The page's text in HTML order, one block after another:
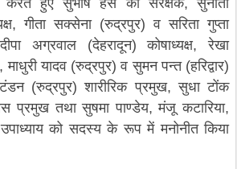
करते हुए सुभाष हंस को संरक्षक, सुनीता
गीता सक्सेना (रुद्रपुर) व सरिता गुप्ता
अग्रवाल (देहरादून) कोषाध्यक्ष, रेखा
माधुरी यादव (रुद्रपुर) व सुमन पन्त (हरिद्वार)
(रुद्रपुर) शारीरिक प्रमुख, सुधा टोंक
प्रमुख तथा सुषमा पाण्डेय, मंजू कटारिया,
उपाध्याय को सदस्य के रूप में मनोनीत किया